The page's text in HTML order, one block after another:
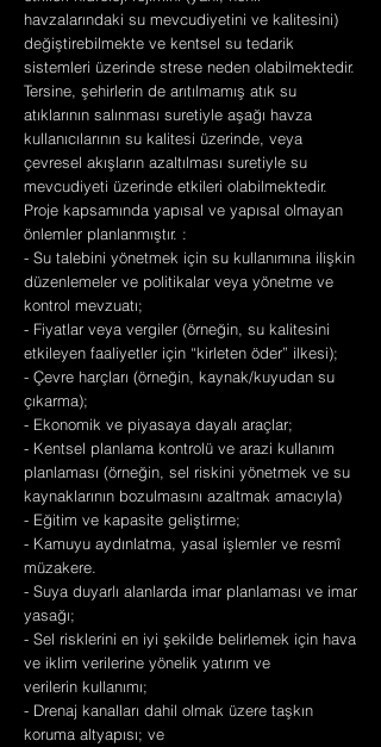
havzalarındaki su mevcudiyetini ve kalitesini)
değiştirebilmekte ve kentsel su tedarik
sistemleri üzerinde strese neden olabilmektedir.
Tersine, şehirlerin de arıtılmamış atık su
atıklarının salınması suretiyle aşağı havza
kullanıcılarının su kalitesi üzerinde, veya
çevresel akışların azaltılması suretiyle su
mevcudiyeti üzerinde etkileri olabilmektedir.
Proje kapsamında yapısal ve yapısal olmayan
önlemler planlanmıştır. :
- Su talebini yönetmek için su kullanımına ilişkin
düzenlemeler ve politikalar veya yönetme ve
kontrol mevzuatı;
- Fiyatlar veya vergiler (örneğin, su kalitesini
etkileyen faaliyetler için “kirleten öder” ilkesi);
- Çevre harçları (örneğin, kaynak/kuyudan su
çıkarma);
- Ekonomik ve piyasaya dayalı araçlar;
- Kentsel planlama kontrolü ve arazi kullanım
planlaması (örneğin, sel riskini yönetmek ve su
kaynaklarının bozulmasını azaltmak amacıyla)
- Eğitim ve kapasite geliştirme;
- Kamuyu aydınlatma, yasal işlemler ve resmî
müzakere.
- Suya duyarlı alanlarda imar planlaması ve imar
yasağı;
- Sel risklerini en iyi şekilde belirlemek için hava
ve iklim verilerine yönelik yatırım ve
verilerin kullanımı;
- Drenaj kanalları dahil olmak üzere taşkın
koruma altyapısı; ve